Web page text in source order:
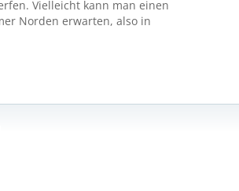
Vielleicht kann man einen
Norden erwarten, also in